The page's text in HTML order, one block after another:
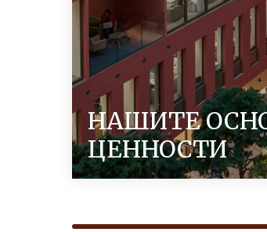
НАШИТЕ
ЦЕННОСТИ